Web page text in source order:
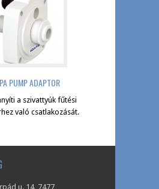
PUMP ADAPTOR
a szivattyúk fűtési
való csatlakozását.
u. 14, 7477